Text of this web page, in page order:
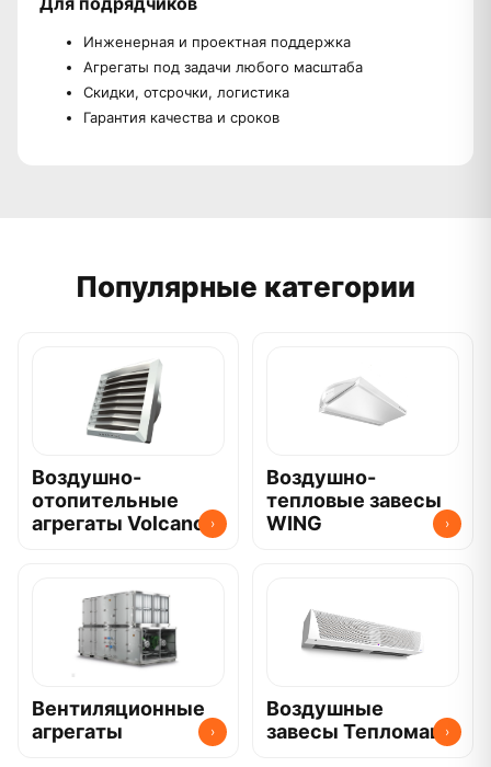
Инженерная и проектная поддержка
Агрегаты под задачи любого масштаба
Скидки, отсрочки, логистика
Гарантия качества и сроков
Популярные категории
Воздушно-
отопительные
агрегаты Volcano ›
Воздушно-
тепловые завесы
WING
›
Вентиляционные
агрегаты
›
Воздушные
завесы Тепломаш ›